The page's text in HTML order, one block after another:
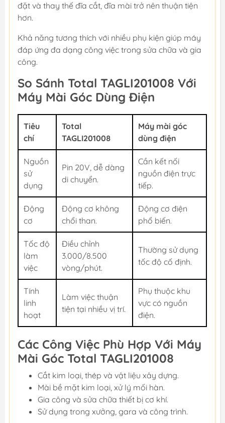
đặt và thay thế đĩa cắt, đĩa mài trở nên thuận tiện
hơn.
Khả năng tương thích với nhiều phụ kiện giúp máy
đáp ứng đa dạng công việc trong sửa chữa và gia
công.
So Sánh Total TAGLI201008 Với
Máy Mài Góc Dùng Điện
Tiêu
chí
Total
TAGLI201008
Máy mài góc
dùng điện
Nguồn
sử
dụng
Pin 20V, dễ dàng
di chuyển.
Cần kết nối
nguồn điện trực
tiếp.
Động
cơ
Động cơ không
chổi than.
Động cơ điện
phổ biến.
Tốc độ
làm
việc
Điều chỉnh
3.000/8.500
vòng/phút.
Thường sử dụng
tốc độ cố định.
Tính
linh
hoạt
Làm việc thuận
tiện tại nhiều vị trí.
Phụ thuộc khu
vực có nguồn
điện.
Các Công Việc Phù Hợp Với Máy
Mài Góc Total TAGLI201008
Cắt kim loại, thép và vật liệu xây dựng.
Mài bề mặt kim loại, xử lý mối hàn.
Gia công và sửa chữa thiết bị cơ khí.
Sử dụng trong xưởng, gara và công trình.